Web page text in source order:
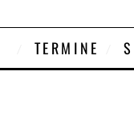
TERMINE